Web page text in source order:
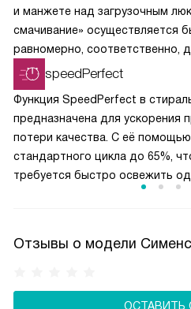
и манжете над загрузочным
смачивание» осуществляется
равномерно, соответственно,
требуется меньше времени,
speedPerfect
Функция SpeedPerfect в
предназначена для ускорения
потери качества. С её
стандартного цикла до 65%,
требуется быстро освежить
Эта функция идеальна для
и свежестью белья.
Отзывы о модели Сименс
ОСТАВИТЬ